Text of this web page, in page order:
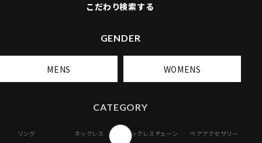
こだわり検索する
GENDER
MENS WOMENS
CATEGORY
リング ネックレス ネックレスチェーン ペアアクセサリー